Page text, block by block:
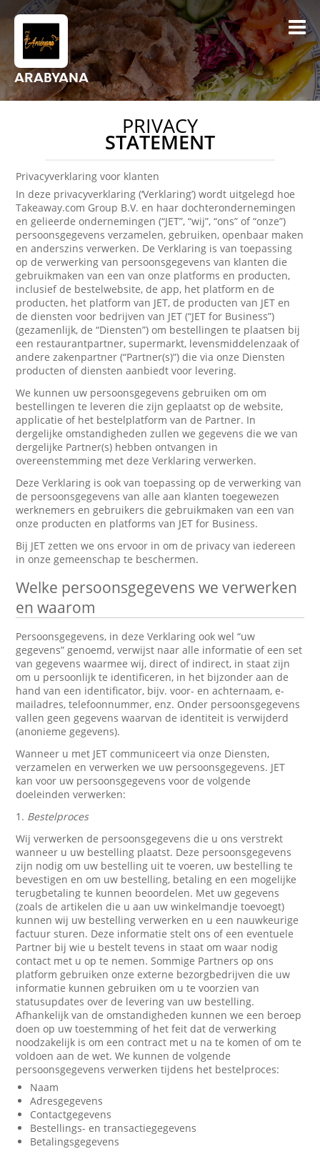
ARABYANA
PRIVACY
STATEMENT
Privacyverklaring voor klanten
In deze privacyverklaring (‘Verklaring’) wordt uitgelegd hoe
Takeaway.com Group B.V. en haar dochterondernemingen
en gelieerde ondernemingen (“JET”, “wij”, “ons” of “onze”)
persoonsgegevens verzamelen, gebruiken, openbaar maken
en anderszins verwerken. De Verklaring is van toepassing
op de verwerking van persoonsgegevens van klanten die
gebruikmaken van een van onze platforms en producten,
inclusief de bestelwebsite, de app, het platform en de
producten, het platform van JET, de producten van JET en
de diensten voor bedrijven van JET (“JET for Business”)
(gezamenlijk, de “Diensten”) om bestellingen te plaatsen bij
een restaurantpartner, supermarkt, levensmiddelenzaak of
andere zakenpartner (“Partner(s)”) die via onze Diensten
producten of diensten aanbiedt voor levering.
We kunnen uw persoonsgegevens gebruiken om om
bestellingen te leveren die zijn geplaatst op de website,
applicatie of het bestelplatform van de Partner. In
dergelijke omstandigheden zullen we gegevens die we van
dergelijke Partner(s) hebben ontvangen in
overeenstemming met deze Verklaring verwerken.
Deze Verklaring is ook van toepassing op de verwerking van
de persoonsgegevens van alle aan klanten toegewezen
werknemers en gebruikers die gebruikmaken van een van
onze producten en platforms van JET for Business.
Bij JET zetten we ons ervoor in om de privacy van iedereen
in onze gemeenschap te beschermen.
Welke persoonsgegevens we verwerken
en waarom
Persoonsgegevens, in deze Verklaring ook wel “uw
gegevens” genoemd, verwijst naar alle informatie of een set
van gegevens waarmee wij, direct of indirect, in staat zijn
om u persoonlijk te identificeren, in het bijzonder aan de
hand van een identificator, bijv. voor- en achternaam, e-
mailadres, telefoonnummer, enz. Onder persoonsgegevens
vallen geen gegevens waarvan de identiteit is verwijderd
(anonieme gegevens).
Wanneer u met JET communiceert via onze Diensten,
verzamelen en verwerken we uw persoonsgegevens. JET
kan voor uw persoonsgegevens voor de volgende
doeleinden verwerken:
1. Bestelproces
Wij verwerken de persoonsgegevens die u ons verstrekt
wanneer u uw bestelling plaatst. Deze persoonsgegevens
zijn nodig om uw bestelling uit te voeren, uw bestelling te
bevestigen en om uw bestelling, betaling en een mogelijke
terugbetaling te kunnen beoordelen. Met uw gegevens
(zoals de artikelen die u aan uw winkelmandje toevoegt)
kunnen wij uw bestelling verwerken en u een nauwkeurige
factuur sturen. Deze informatie stelt ons of een eventuele
Partner bij wie u bestelt tevens in staat om waar nodig
contact met u op te nemen. Sommige Partners op ons
platform gebruiken onze externe bezorgbedrijven die uw
informatie kunnen gebruiken om u te voorzien van
statusupdates over de levering van uw bestelling.
Afhankelijk van de omstandigheden kunnen we een beroep
doen op uw toestemming of het feit dat de verwerking
noodzakelijk is om een contract met u na te komen of om te
voldoen aan de wet. We kunnen de volgende
persoonsgegevens verwerken tijdens het bestelproces:
Naam
Adresgegevens
Contactgegevens
Bestellings- en transactiegegevens
Betalingsgegevens